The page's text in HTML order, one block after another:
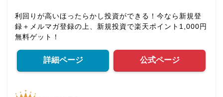
利回りが高いほったらかし投資ができる！今なら新規登
録＋メルマガ登録の上、新規投資で楽天ポイント1,000円
無料ゲット！
詳細ページ 公式ページ